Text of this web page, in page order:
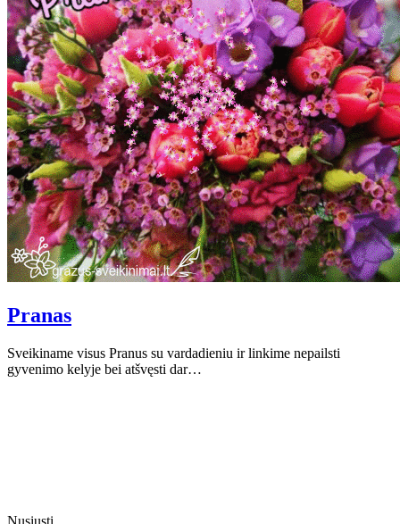
Pranas
Sveikiname visus Pranus su vardadieniu ir linkime nepailsti
gyvenimo kelyje bei atšvęsti dar…
Nusiųsti